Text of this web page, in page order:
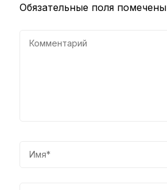
Обязательные поля помечены